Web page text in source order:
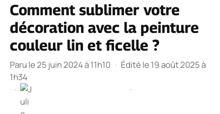
Comment sublimer votre
décoration avec la peinture
couleur lin et ficelle ?
Paru le 25 juin 2024 à 11h10 · Édité le 19 août 2025 à
1h34
·
·